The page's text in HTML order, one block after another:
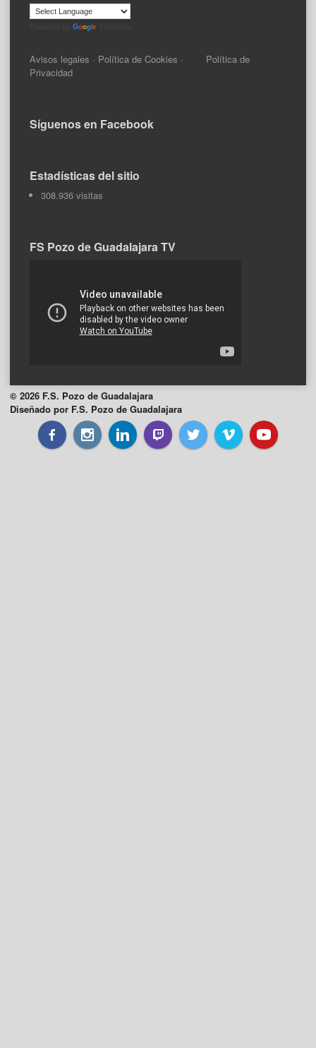
Avisos legales · Política de Cookies · Política de
Privacidad
Síguenos en Facebook
Estadísticas del sitio
308.936 visitas
FS Pozo de Guadalajara TV
© 2026 F.S. Pozo de Guadalajara
Diseñado por F.S. Pozo de Guadalajara